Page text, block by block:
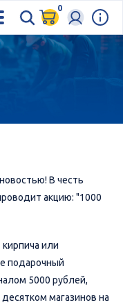
0
В честь
акцию: "1000
кирпича или
подарочный
5000 рублей,
магазинов на